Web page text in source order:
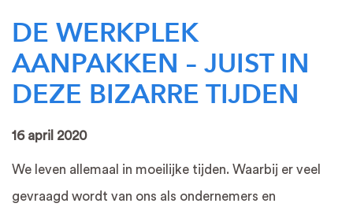
DE WERKPLEK
AANPAKKEN – JUIST IN
DEZE BIZARRE TIJDEN
16 april 2020
We leven allemaal in moeilijke tijden. Waarbij er veel
gevraagd wordt van ons als ondernemers en